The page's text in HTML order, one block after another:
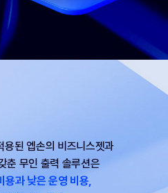
된 엡손의 비즈니스젯과
춘 무인 출력 솔루션은
용과 낮은 운영 비용,